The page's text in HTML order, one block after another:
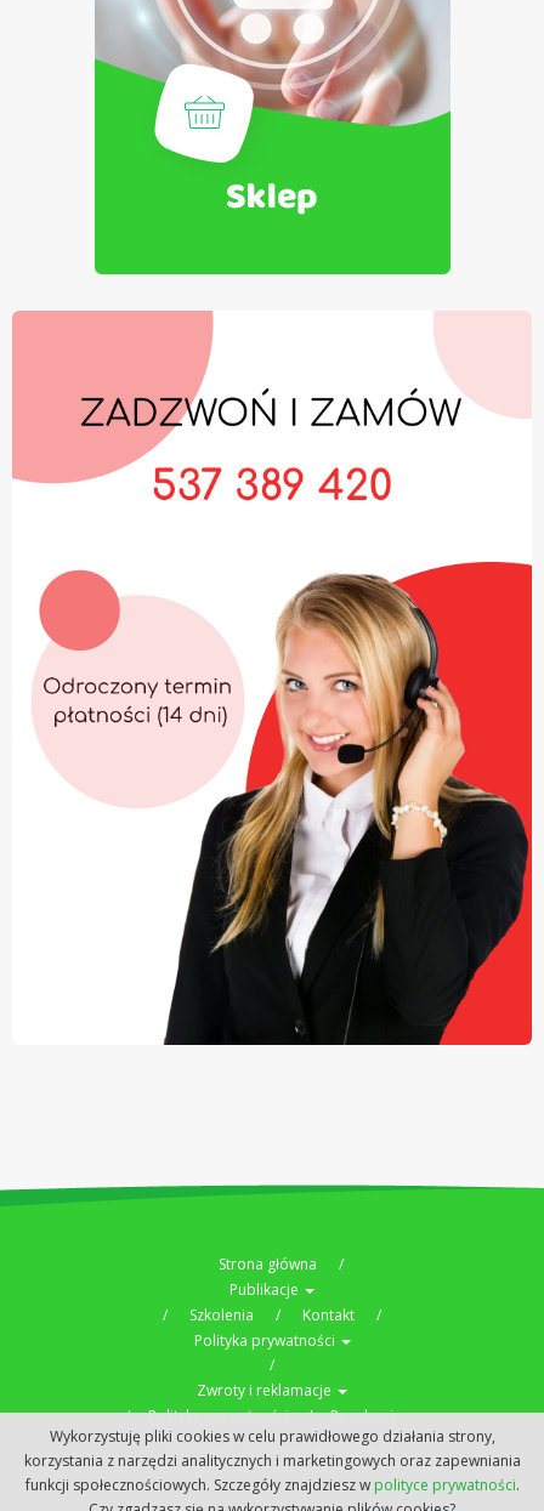
Strona główna
Publikacje
Szkolenia
Kontakt
Polityka prywatności
Zwroty i reklamacje
Polityka prywatności
Regulamin
Copyright © 2019 czas-seniora.pl
Wykorzystuję pliki cookies w celu prawidłowego działania strony,
korzystania z narzędzi analitycznych i marketingowych oraz zapewniania
funkcji społecznościowych. Szczegóły znajdziesz w polityce prywatności.